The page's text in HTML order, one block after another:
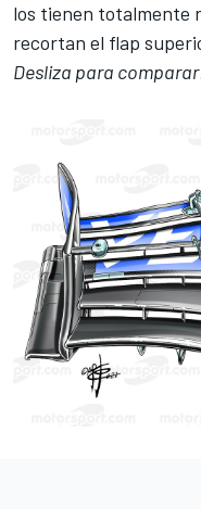
los tienen totalmente
recortan el flap
Desliza para